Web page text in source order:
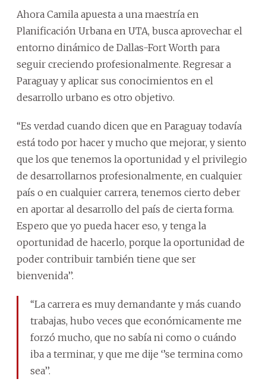
Ahora Camila apuesta a una maestría en
Planificación Urbana en UTA, busca aprovechar el
entorno dinámico de Dallas-Fort Worth para
seguir creciendo profesionalmente. Regresar a
Paraguay y aplicar sus conocimientos en el
desarrollo urbano es otro objetivo.
‘‘Es verdad cuando dicen que en Paraguay todavía
está todo por hacer y mucho que mejorar, y siento
que los que tenemos la oportunidad y el privilegio
de desarrollarnos profesionalmente, en cualquier
país o en cualquier carrera, tenemos cierto deber
en aportar al desarrollo del país de cierta forma.
Espero que yo pueda hacer eso, y tenga la
oportunidad de hacerlo, porque la oportunidad de
poder contribuir también tiene que ser
bienvenida’’.
‘‘La carrera es muy demandante y más cuando
trabajas, hubo veces que económicamente me
forzó mucho, que no sabía ni como o cuándo
iba a terminar, y que me dije ‘’se termina como
sea’’.